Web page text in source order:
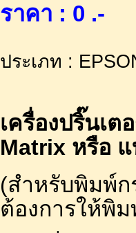
ราคา : 0 .-
ประเภท :
เครื่องปริ๊นเต
Matrix หรือ
(สำหรับพิมพ์ก
ต้องการให้พิ